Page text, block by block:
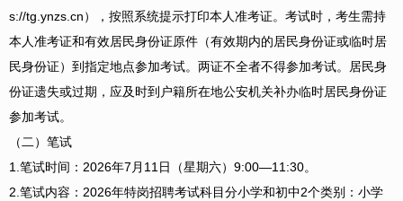
s://tg.ynzs.cn），按照系统提示打印本人准考证。考试时，考生需持
本人准考证和有效居民身份证原件（有效期内的居民身份证或临时居
民身份证）到指定地点参加考试。两证不全者不得参加考试。居民身
份证遗失或过期，应及时到户籍所在地公安机关补办临时居民身份证
参加考试。
（二）笔试
1.笔试时间：2026年7月11日（星期六）9:00—11:30。
2.笔试内容：2026年特岗招聘考试科目分小学和初中2个类别：小学